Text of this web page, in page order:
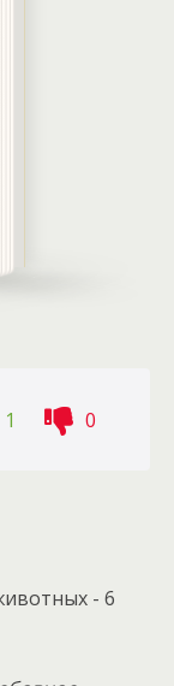
1 0
- 6